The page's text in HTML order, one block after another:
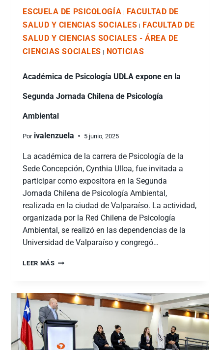
ESCUELA DE PSICOLOGÍA
FACULTAD DE
SALUD Y CIENCIAS SOCIALES
FACULTAD DE
SALUD Y CIENCIAS SOCIALES - ÁREA DE
CIENCIAS SOCIALES
NOTICIAS
Académica de Psicología UDLA expone en la
Segunda Jornada Chilena de Psicología
Ambiental
Por ivalenzuela 5 junio, 2025
La académica de la carrera de Psicología de la
Sede Concepción, Cynthia Ulloa, fue invitada a
participar como expositora en la Segunda
Jornada Chilena de Psicología Ambiental,
realizada en la ciudad de Valparaíso. La actividad,
organizada por la Red Chilena de Psicología
Ambiental, se realizó en las dependencias de la
Universidad de Valparaíso y congregó…
LEER MÁS